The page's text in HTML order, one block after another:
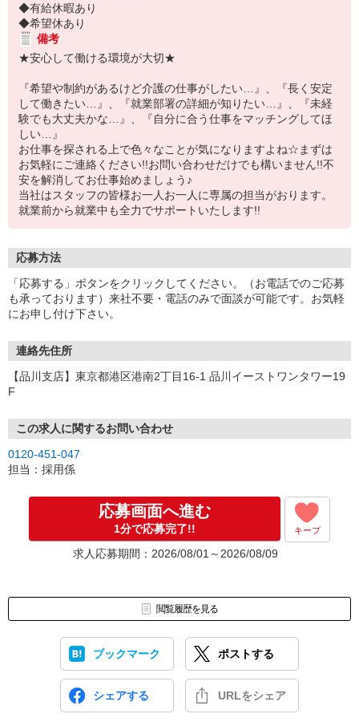
◆有給休暇あり
◆希望休あり
備考
★安心して働ける環境が大切★
『希望や制約があるけど介護の仕事がしたい…』、『長く安定
して働きたい…』、『就業部署の詳細が知りたい…』、『未経
験でも大丈夫かな…』、『自分に合う仕事をマッチングしてほ
しい…』
お仕事を探される上で色々なことが気になりますよね☆まずは
お気軽にご連絡ください!!お問い合わせだけでも構いません!!不
安を解消してお仕事始めましょう♪
当社はスタッフの皆様お一人お一人に専属の担当がおります。
就業前から就業中も全力でサポートいたします!!
応募方法
「応募する」ボタンをクリックしてください。（お電話でのご応募
も承っております）来社不要・電話のみで面談が可能です。お気軽
にお申し付け下さい。
連絡先住所
【品川支店】東京都港区港南2丁目16-1 品川イーストワンタワー19
F
この求人に関するお問い合わせ
0120-451-047
担当：採用係
応募画面へ進む
1分で応募完了!! キープ
求人応募期間：2026/08/01～2026/08/09
閲覧履歴を見る
ブックマーク ポストする
シェアする URLをシェア